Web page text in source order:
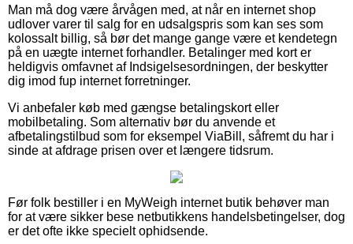
Man må dog være årvågen med, at når en internet shop
udlover varer til salg for en udsalgspris som kan ses som
kolossalt billig, så bør det mange gange være et kendetegn
på en uægte internet forhandler. Betalinger med kort er
heldigvis omfavnet af Indsigelsesordningen, der beskytter
dig imod fup internet forretninger.
Vi anbefaler køb med gængse betalingskort eller
mobilbetaling. Som alternativ bør du anvende et
afbetalingstilbud som for eksempel ViaBill, såfremt du har i
sinde at afdrage prisen over et længere tidsrum.
Før folk bestiller i en MyWeigh internet butik behøver man
for at være sikker bese netbutikkens handelsbetingelser, dog
er det ofte ikke specielt ophidsende.